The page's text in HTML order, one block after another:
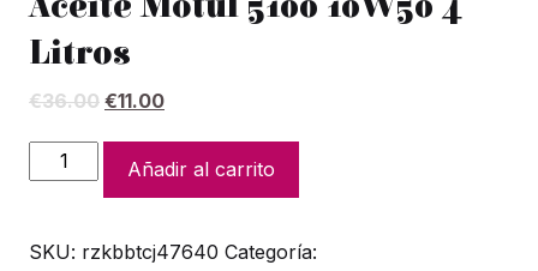
Litros
€36.00 El
original
era:
€36.00.
€11.00El
actual
es:
€11.00.
Aceite
Motul
10W50
Añadir al carrito
SKU: rzkbbtcj47640 Categoría: